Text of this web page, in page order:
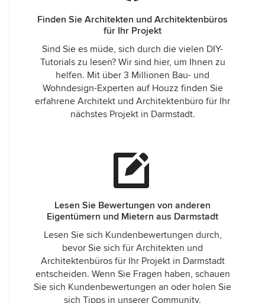
Finden Sie Architekten und Architektenbüros
für Ihr Projekt
Sind Sie es müde, sich durch die vielen DIY-
Tutorials zu lesen? Wir sind hier, um Ihnen zu
helfen. Mit über 3 Millionen Bau- und
Wohndesign-Experten auf Houzz finden Sie
erfahrene Architekt und Architektenbüro für Ihr
nächstes Projekt in Darmstadt.
Lesen Sie Bewertungen von anderen
Eigentümern und Mietern aus Darmstadt
Lesen Sie sich Kundenbewertungen durch,
bevor Sie sich für Architekten und
Architektenbüros für Ihr Projekt in Darmstadt
entscheiden. Wenn Sie Fragen haben, schauen
Sie sich Kundenbewertungen an oder holen Sie
sich Tipps in unserer Community.